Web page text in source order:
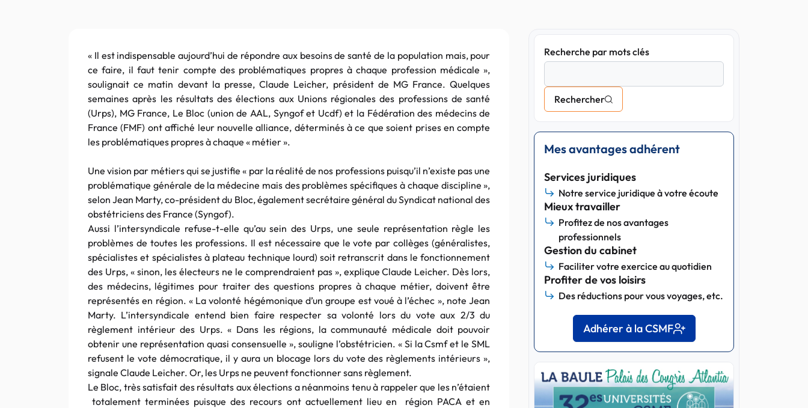
« Il est indispensable aujourd’hui de répondre aux besoins de santé de la population mais, pour
ce faire, il faut tenir compte des problématiques propres à chaque profession médicale »,
soulignait ce matin devant la presse, Claude Leicher, président de MG France. Quelques
semaines après les résultats des élections aux Unions régionales des professions de santé
(Urps), MG France, Le Bloc (union de AAL, Syngof et Ucdf) et la Fédération des médecins de
France (FMF) ont affiché leur nouvelle alliance, déterminés à ce que soient prises en compte
les problématiques propres à chaque « métier ».
Une vision par métiers qui se justifie « par la réalité de nos professions puisqu’il n’existe pas une
problématique générale de la médecine mais des problèmes spécifiques à chaque discipline »,
selon Jean Marty, co-président du Bloc, également secrétaire général du Syndicat national des
obstétriciens des France (Syngof).
Aussi l’intersyndicale refuse-t-elle qu’au sein des Urps, une seule représentation règle les
problèmes de toutes les professions. Il est nécessaire que le vote par collèges (généralistes,
spécialistes et spécialistes à plateau technique lourd) soit retranscrit dans le fonctionnement
des Urps, « sinon, les électeurs ne le comprendraient pas », explique Claude Leicher. Dès lors,
des médecins, légitimes pour traiter des questions propres à chaque métier, doivent être
représentés en région. « La volonté hégémonique d’un groupe est voué à l’échec », note Jean
Marty. L’intersyndicale entend bien faire respecter sa volonté lors du vote aux 2/3 du
règlement intérieur des Urps. « Dans les régions, la communauté médicale doit pouvoir
obtenir une représentation quasi consensuelle », souligne l’obstétricien. « Si la Csmf et le SML
refusent le vote démocratique, il y aura un blocage lors du vote des règlements intérieurs »,
signale Claude Leicher. Or, les Urps ne peuvent fonctionner sans règlement.
Le Bloc, très satisfait des résultats aux élections a néanmoins tenu à rappeler que les n’étaient
totalement terminées puisque des recours ont actuellement lieu en région PACA et en
Recherche par mots clés
Rechercher
Mes avantages adhérent
Services juridiques
Notre service juridique à votre écoute
Mieux travailler
Profitez de nos avantages
professionnels
Gestion du cabinet
Faciliter votre exercice au quotidien
Profiter de vos loisirs
Des réductions pour vous voyages, etc.
Adhérer à la CSMF